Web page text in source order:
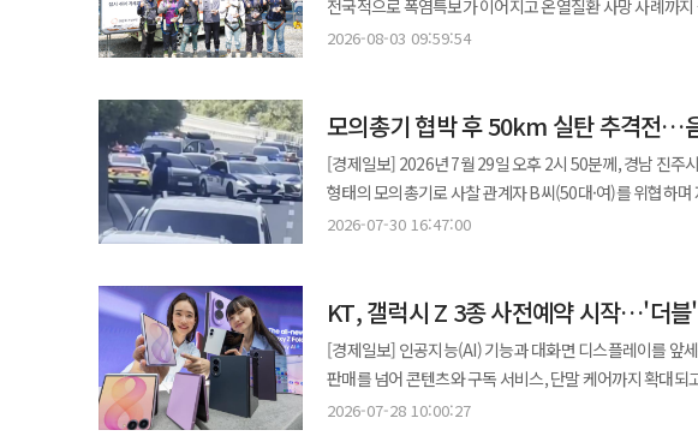
따라 유연한 운용이 가능했다. 살수차나 고정식 분진 저감 설비를 활용한 기존 방식에 비해 비산먼지 저감 효과는 물론
안전성과 작업 효율을 크게 높일 수 있을 것으로 기대된다. 현대건설 관계자는 “이번 실증을 통해 살수드론의 철거현장
것”이라고 말했다. 롯데건설, 스마트 비접촉식 센서 통해 고소작업 안전관리 개선 롯데건설은 비접촉식 센서 전문기업인
가디언웍스와 협업해 ‘고소작업대 스마트 과상승 방지 시
예방한다고 4일 밝혔다. 기존 기계식 정지장치는 과상승 방지봉, 협착 방지대로 구성됐다. 이 중 과상승 방지봉은
고소작업대가 작동 미흡, 작업자 부주의 등으로 지나치게
중량물을 들어올리는 작업을 이어가는 경우가 발생할 수 있다. 롯데건설은 과상승 방지 센서와 협착 방지 센서
‘고소작업대 스마트 과상승 방지 시스템’을 도입해 충돌∙
각 코너에 설치돼 초음파를 수직으로 쏘아 올려 90cm 거
전국적으로 폭염특보가 이어지고 온열질환 사망 사례까
제공하며 여름철 안전보건 관리 강도를 높이는 모습이다. 한화 건설부문은 지난달 15일부터 오는 27일까지 전국
폭염은 올해도 건설 현장 안전의 주요 변수로 떠올랐다.
15일부터 이달 1일까지 누적 온열질환자는 1889명, 사망
41.4도까지 오르는 등 극한 폭염이 이어졌고 7월 말에는
건설현장은 폭염에 특히 취약하다. 고용노동부도 올해 폭
발생이 가장 높은 업종으로 지목했다. 폭염특보 발령 시
행사를 넘어 폭염 시기 근로자들이 실제로 쉬고 수분을
휴게공간을 활용해 근로자가 작업 중간에 열을 식히도록 유도하는 방식이다. 지난달 31
복합문화시설 현장에 팥빙수 푸드트럭이 방문했다. 이날
참여했다. 근로자들은 현장 내 휴게공간에서 팥빙수를 먹으며 무더위를 식혔다. 한
황순하 차장은 “무더운 현장에서 동료들과 함께 시원한
2026-08-03 09:59:54
모의총기 협박 후 50km 실탄 추격전…
[경제일보] 2026년 7월 29일 오후 2시 50분께, 경남 진주
형태의 모의총기로 사찰 관계자 B씨(50대·여)를 위협하
제지하려던 또 다른 관계자 C씨(50대)를 차량으로 들이받은 뒤
돌아오는 등 약 50km 구간을 도주했다. 신고 접수 약 1시간 30분 만인 오후 4시 20분께, 경찰은 진주시 집현면
냉정교차로(33번 국도) 인근에서 A씨 차량의 도주로를
형사기동대 차량 1대 등 경찰 차량을 잇달아 들이받으며 저항했다. 경찰은 위협 행위가 계속되자 차량
공포탄 2발과 실탄 4발을 발사해 차량을 멈춰 세웠다. 이
오후 4시 21분께 A씨를 현행범으로 체포했다. 이 추격·검
2026-07-30 16:47:00
KT, 갤럭시 Z 3종 사전예약 시작…'더블
[경제일보] 인공지능(AI) 기능과 대화면 디스플레이를 앞
판매를 넘어 콘텐츠와 구독 서비스, 단말 케어까지 확대
통신사들은 단말 구매부터 콘텐츠 이용, 사후 관리까지 아
2026-07-28 10:00:27